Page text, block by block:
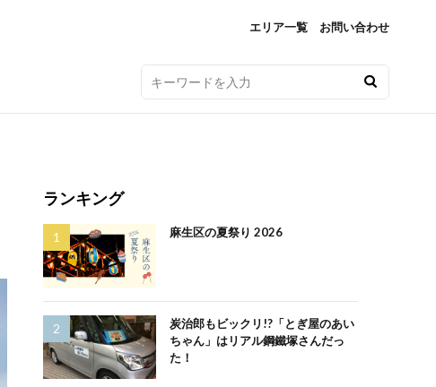
エリア一覧 お問い合わせ
ランキング
麻生区の夏祭り 2026
炭治郎もビックリ!?「とぎ屋のあい
ちゃん」はリアル鋼鐵塚さんだっ
た！